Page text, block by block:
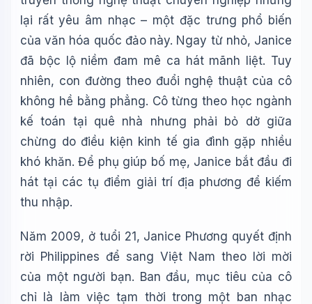
lại rất yêu âm nhạc – một đặc trưng phổ biến
của văn hóa quốc đảo này. Ngay từ nhỏ, Janice
đã bộc lộ niềm đam mê ca hát mãnh liệt. Tuy
nhiên, con đường theo đuổi nghệ thuật của cô
không hề bằng phẳng. Cô từng theo học ngành
kế toán tại quê nhà nhưng phải bỏ dở giữa
chừng do điều kiện kinh tế gia đình gặp nhiều
khó khăn. Để phụ giúp bố mẹ, Janice bắt đầu đi
hát tại các tụ điểm giải trí địa phương để kiếm
thu nhập.
Năm 2009, ở tuổi 21, Janice Phương quyết định
rời Philippines để sang Việt Nam theo lời mời
của một người bạn. Ban đầu, mục tiêu của cô
chỉ là làm việc tạm thời trong một ban nhạc
🎓
Xin chào!
Tôi là trợ lý AI của TuDienWiki. Hãy hỏi tôi bất kỳ điều gì
về các bài viết trên Wiki!
🪐 Sao Mộc là gì?
📚 Lịch sử Việt Nam
🔬 Albert Einstein